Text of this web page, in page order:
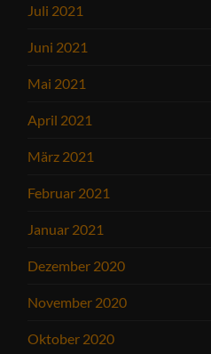
Juli 2021
Juni 2021
Mai 2021
April 2021
März 2021
Februar 2021
Januar 2021
Dezember 2020
November 2020
Oktober 2020